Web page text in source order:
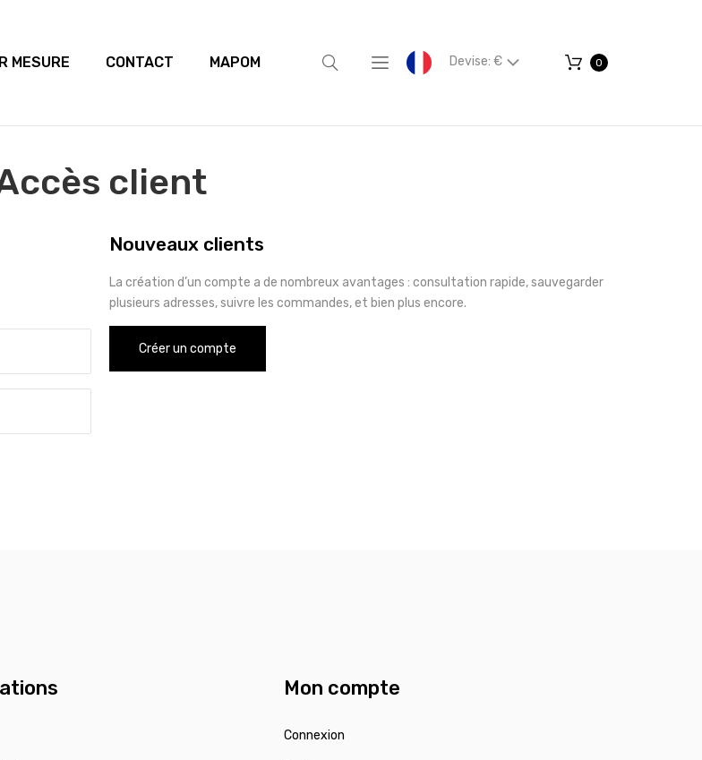
MESURE CONTACT MAPOM Devise: € 0
client
Nouveaux clients
La création d’un compte a de nombreux avantages : consultation rapide, sauvegarder
plusieurs adresses, suivre les commandes, et bien plus encore.
Créer un compte
Mon compte
Connexion